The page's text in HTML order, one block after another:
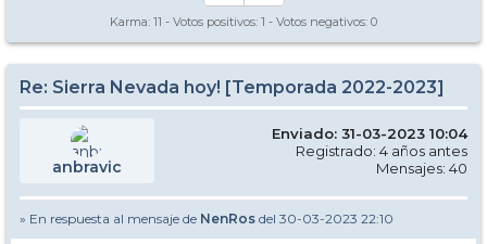
Karma: 11 - Votos positivos: 1 - Votos negativos: 0
Re: Sierra Nevada hoy! [Temporada 2022-2023]
anbravic
Enviado: 31-03-2023 10:04
Registrado: 4 años antes
Mensajes: 40
» En respuesta al mensaje de NenRos del 30-03-2023 22:10